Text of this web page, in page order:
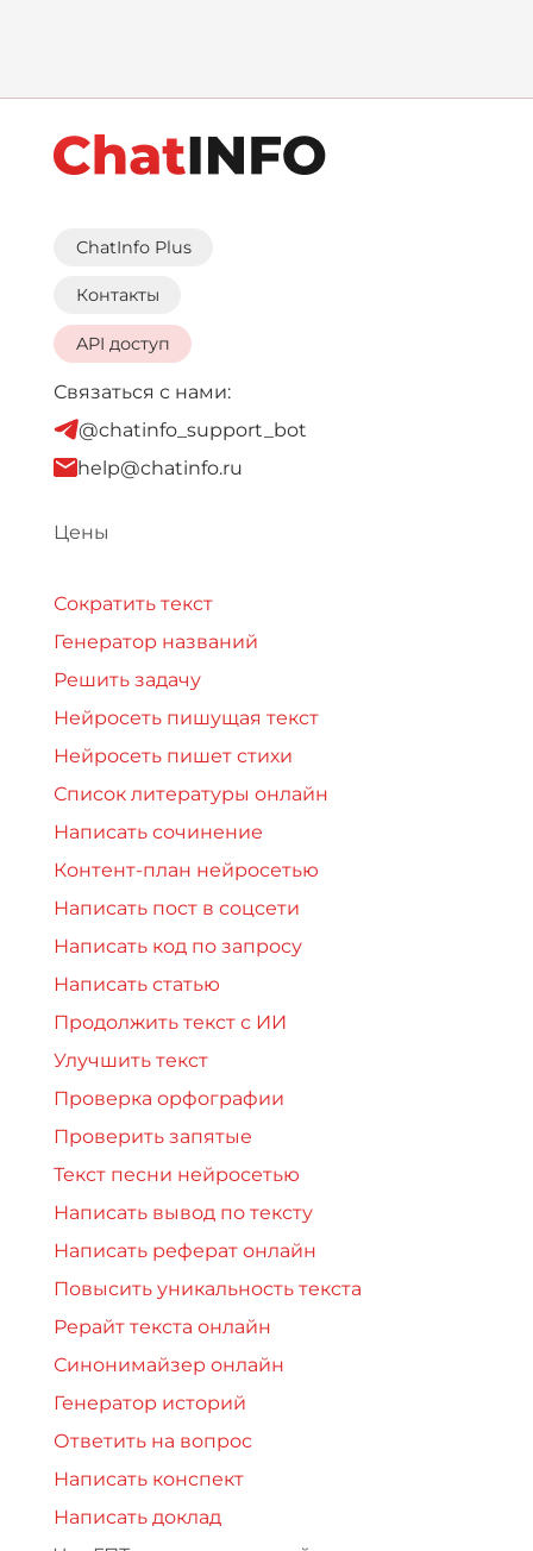
ChatInfo Plus
Контакты
API доступ
Связаться с нами:
@chatinfo_support_bot
help@chatinfo.ru
Цены
Сократить текст
Генератор названий
Решить задачу
Нейросеть пишущая текст
Нейросеть пишет стихи
Список литературы онлайн
Написать сочинение
Контент-план нейросетью
Написать пост в соцсети
Написать код по запросу
Написать статью
Продолжить текст с ИИ
Улучшить текст
Проверка орфографии
Проверить запятые
Текст песни нейросетью
Написать вывод по тексту
Написать реферат онлайн
Повысить уникальность текста
Рерайт текста онлайн
Синонимайзер онлайн
Генератор историй
Ответить на вопрос
Написать конспект
Написать доклад